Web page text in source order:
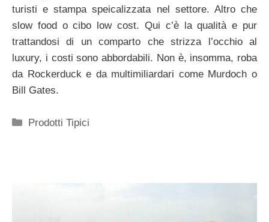
turisti e stampa speicalizzata nel settore. Altro che
slow food o cibo low cost. Qui c’è la qualità e pur
trattandosi di un comparto che strizza l’occhio al
luxury, i costi sono abbordabili. Non è, insomma, roba
da Rockerduck e da multimiliardari come Murdoch o
Bill Gates.
Categorie
Prodotti Tipici